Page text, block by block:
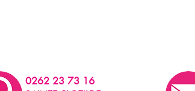
0262 23 73 16